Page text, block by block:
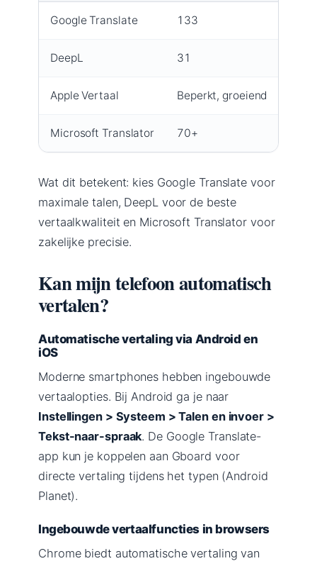
Google Translate 133
DeepL 31
Apple Vertaal Beperkt, groeiend
Microsoft Translator 70+
Wat dit betekent: kies Google Translate voor
maximale talen, DeepL voor de beste
vertaalkwaliteit en Microsoft Translator voor
zakelijke precisie.
Kan mijn telefoon automatisch
vertalen?
Automatische vertaling via Android en
iOS
Moderne smartphones hebben ingebouwde
vertaalopties. Bij Android ga je naar
Instellingen > Systeem > Talen en invoer >
Tekst-naar-spraak. De Google Translate-
app kun je koppelen aan Gboard voor
directe vertaling tijdens het typen (Android
Planet).
Ingebouwde vertaalfuncties in browsers
Chrome biedt automatische vertaling van